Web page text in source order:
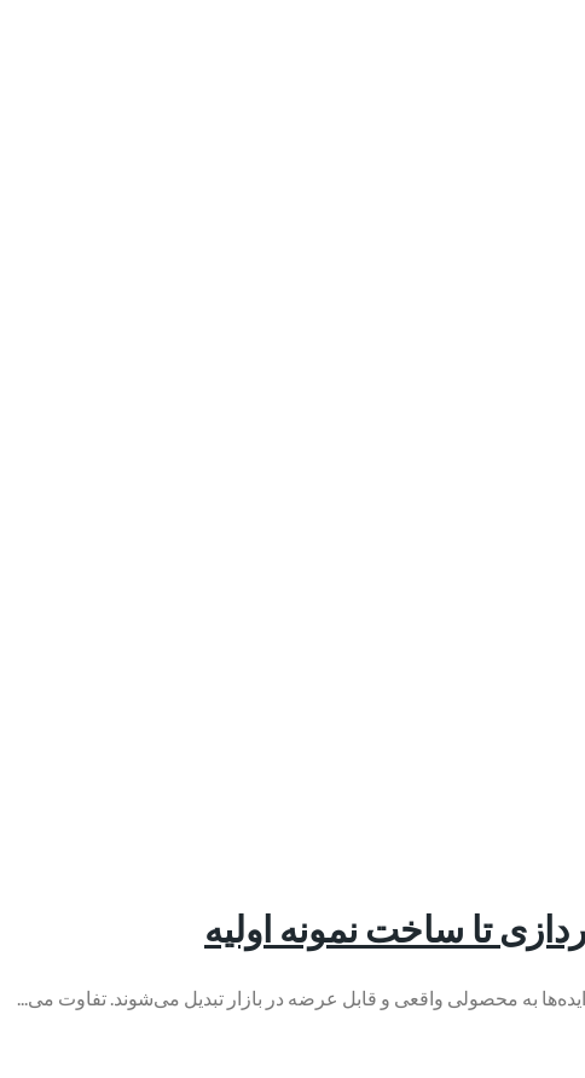
تا ساخت نمونه اولیه
به محصولی واقعی و قابل عرضه در بازار تبدیل می‌شوند. تفاوت می...